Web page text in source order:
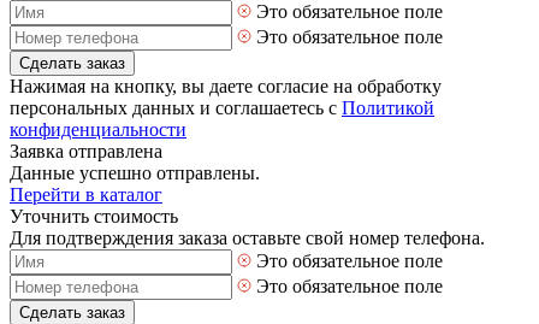
Это обязательное поле
Это обязательное поле
Сделать заказ
Нажимая на кнопку, вы даете согласие на обработку
персональных данных и соглашаетесь с Политикой
конфиденциальности
Заявка отправлена
Данные успешно отправлены.
Перейти в каталог
Уточнить стоимость
Для подтверждения заказа оставьте свой номер телефона.
Это обязательное поле
Это обязательное поле
Сделать заказ